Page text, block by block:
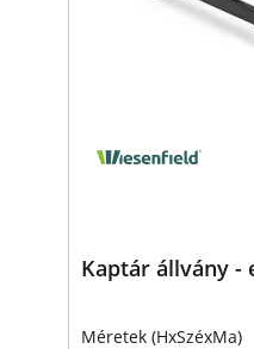
Kaptár állvány -
Méretek (HxSzéxMa)